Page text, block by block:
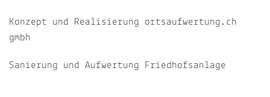
Konzept und Realisierung ortsaufwertung.ch
gmbh
Sanierung und Aufwertung Friedhofsanlage